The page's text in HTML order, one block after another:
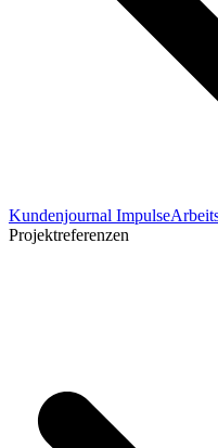
Kundenjournal Impulse
Projektreferenzen